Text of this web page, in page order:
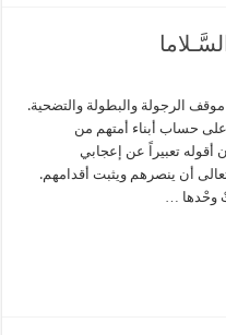
الرجولة والبطولة والتضحية.
على حساب أبناء أمتهم من
تعبيراً عن إعجابي
أن ينصرهم ويثبت أقدامهم.
وحْدها …